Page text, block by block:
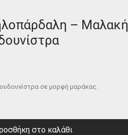
– Μαλακή
σε μορφή μαράκας.
στο καλάθι